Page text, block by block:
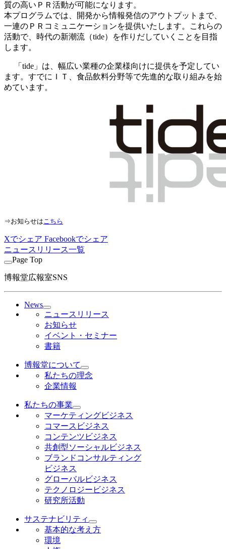
質の高いＰＲ活動が可能になります。
本プログラムでは、開発から情報発信のアウトプットまで、
一連のＰＲコミュニケーションを提供いたします。これらの
活動で、時代の新潮流（tide）を作りだしていくことを目指
します。
「tide」は、幅広い業種の企業様向けに提供を予定してい
ます。すでにＩＴ、食品飲料分野等で先進的な取り組みを始
めています。
⇒お知らせはこちら
Xでシェア Facebookでシェア
ニュースリリース一覧
Page Top
博報堂広報室SNS
News
ニュースリリース
お知らせ
イベント・セミナー
書籍
博報堂について
私たちの理念
企業情報
私たちの事業
マーケティングビジネス
コマースビジネス
コンテンツビジネス
共創型ソーシャルビジネス
ブランドコンサルティング
ビジネス
グローバルビジネス
テクノロジービジネス
研究所活動
サステナビリティ
基本的な考え方
環境